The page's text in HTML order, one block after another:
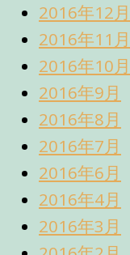
2016年12月
2016年11月
2016年10月
2016年9月
2016年8月
2016年7月
2016年6月
2016年4月
2016年3月